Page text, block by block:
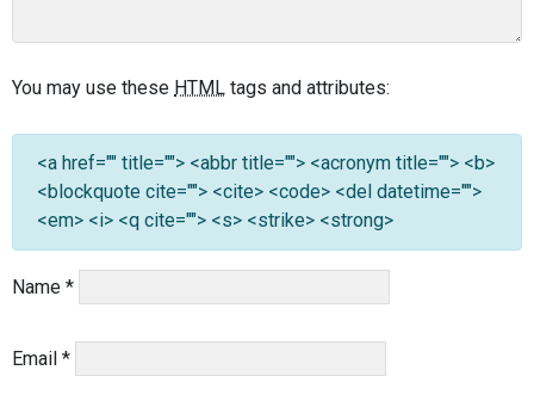
You may use these HTML tags and attributes:
<a href="" title=""> <abbr title=""> <acronym title=""> <b>
<blockquote cite=""> <cite> <code> <del datetime="">
<em> <i> <q cite=""> <s> <strike> <strong>
Name *
Email *